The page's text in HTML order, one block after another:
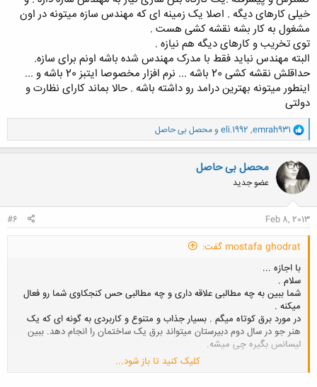
کلیک کنید تا باز شود...
خیلی کارهای دیگه . اصلا یک زمینه ای که مهندس سازه میتونه در اون
مشغول به کار بشه نقشه کشی هست .
توی تخریب و کارهای دیگه هم نیازه .
البته مهندس نباید فقط با مدرک مهندس شده باشه اونم برای سازه.
حداقلش نقشه کشی 20 باشه ... نرم افزار مخصوصا ایتبز 20 باشه و ...
اینطور میتونه بهترین درامد رو داشته باشه . حالا بماند کارای نظارت و
دولتی
و
ا
ک
ن
ش
ه
ا
emrah931
,
eli.1992 و محصل بی حاصل
محصل بی حاصل
عضو جدید
Feb 8, 2013
#6
mostafa ghodrat گفت:
با اجازه ...
سلام .
شما ببین به چه مطالبی علاقه داری و چه مطالبی حس کنجکاوی شما رو فعال
میکنه .
در مورد برق کوتاه میگم . بسیار جذاب و متنوع و کاربردی به گونه ای که یک
هنر جو در سال دوم دبیرستان میتواند برق یک ساختمان را انجام دهد. ببین
لیسانس بگیره چی میشه.
بریم عمران که من خیلی علاقه دارم .
کلیک کنید تا باز شود...